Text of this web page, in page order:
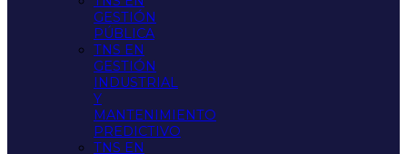
GESTIÓN
PÚBLICA
TNS EN
GESTIÓN
INDUSTRIAL
Y
MANTENIMIENTO
PREDICTIVO
TNS EN